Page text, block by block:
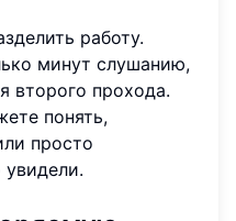
работу.
минут слушанию,
второго прохода.
понять,
просто
увидели.